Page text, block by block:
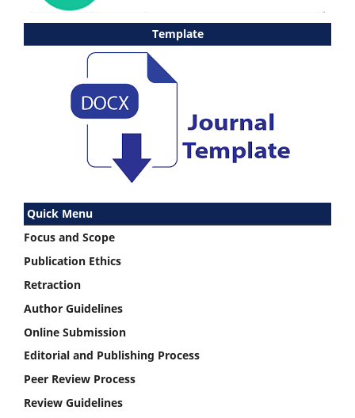
Template
Quick Menu
Focus and Scope
Publication Ethics
Retraction
Author Guidelines
Online Submission
Editorial and Publishing Process
Peer Review Process
Review Guidelines